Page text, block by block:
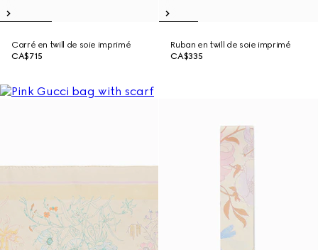
Carré en twill de soie imprimé
CA$715
Ruban en twill de soie imprimé
CA$335